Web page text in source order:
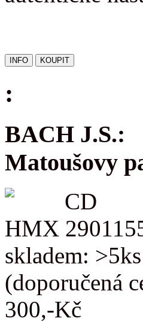
:
BACH J.S.:
Matoušovy
CD
HMX
skladem: >5ks
(doporučená
300,-Kč